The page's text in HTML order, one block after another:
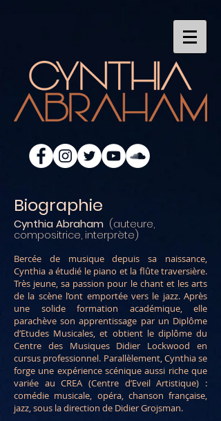
Biographie
Cynthia Abraham (auteure,
compositrice, interprète)
Bercée de musique depuis sa naissance,
Cynthia a étudié le piano et la flûte traversière.
Très jeune, sa passion pour le chant et les arts
de la scène l’ont emportée vers le jazz. Après
une solide formation académique, elle
parachève son apprentissage par un Diplôme
d’Etudes Musicales, et obtient le diplôme du
Centre des Musiques Didier Lockwood en
cursus professionnel. Parallèlement, Cynthia se
forge une expérience scénique aussi riche que
variée au CREA (Centre d’Eveil Artistique) :
comédie musicale, opéra, chanson française,
jazz, sous la direction de Didier Grojsman.